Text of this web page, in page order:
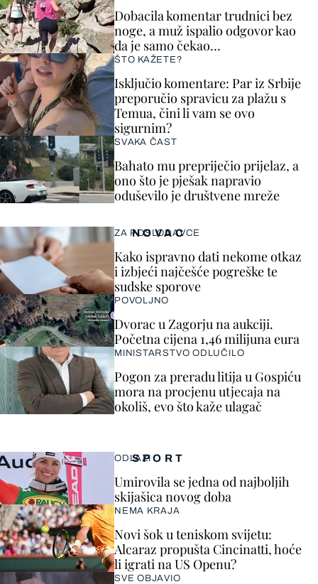
Dobacila komentar trudnici bez
noge, a muž ispalio odgovor kao
da je samo čekao…
ŠTO KAŽETE?
Isključio komentare: Par iz Srbije
preporučio spravicu za plažu s
Temua, čini li vam se ovo
sigurnim?
SVAKA ČAST
Bahato mu prepriječio prijelaz, a
ono što je pješak napravio
oduševilo je društvene mreže
SPORT
ODLAZI
Umirovila se jedna od najboljih
skijašica novog doba
NEMA KRAJA
Novi šok u teniskom svijetu:
Alcaraz propušta Cincinatti, hoće
li igrati na US Openu?
SVE OBJAVIO
NOVAC
ZA POSLODAVCE
Kako ispravno dati nekome otkaz
i izbjeći najčešće pogreške te
sudske sporove
POVOLJNO
Dvorac u Zagorju na aukciji.
Početna cijena 1,46 milijuna eura
MINISTARSTVO ODLUČILO
Pogon za preradu litija u Gospiću
mora na procjenu utjecaja na
okoliš, evo što kaže ulagač